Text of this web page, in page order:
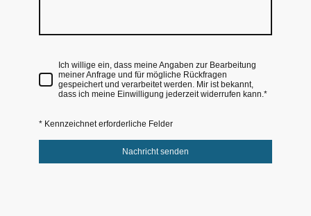
Ich willige ein, dass meine Angaben zur Bearbeitung
meiner Anfrage und für mögliche Rückfragen
gespeichert und verarbeitet werden. Mir ist bekannt,
dass ich meine Einwilligung jederzeit widerrufen kann.*
* Kennzeichnet erforderliche Felder
Nachricht senden